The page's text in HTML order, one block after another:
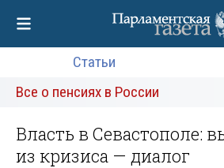
Статьи
Все о пенсиях в России
Власть в Севастополе:
из кризиса — диалог